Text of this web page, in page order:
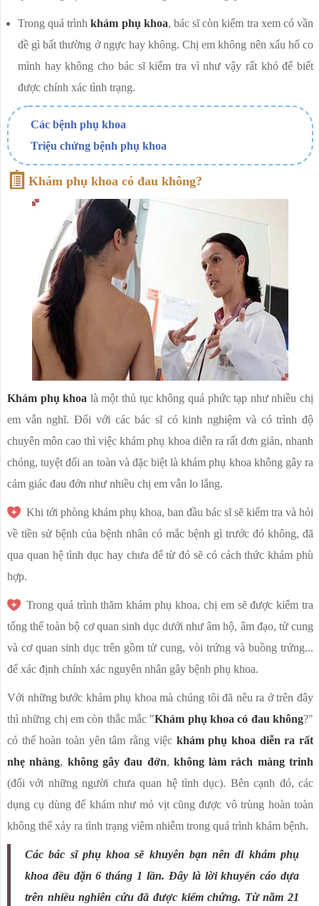
Trong quá trìnhkhám phụ khoa, bác sĩ còn kiểm tra xem có vần
đề gì bất thường ở ngực hay không. Chị em không nên xấu hổ co
mình hay không cho bác sĩ kiểm tra vì như vậy rất khó để biết
được chính xác tình trạng.
Các bệnh phụ khoa
Triệu chứng bệnh phụ khoa
Khám phụ khoa có đau không?
Khám phụ khoa là một thủ tục không quá phức tạp như nhiều chị
em vẫn nghĩ. Đối với các bác sĩ có kinh nghiệm và có trình độ
chuyên môn cao thì việc khám phụ khoa diễn ra rất đơn giản, nhanh
chóng, tuyệt đối an toàn và đặc biệt là khám phụ khoa không gây ra
cảm giác đau đớn như nhiều chị em vẫn lo lắng.
Khi tới phòng khám phụ khoa, ban đầu bác sĩ sẽ kiểm tra và hỏi
về tiền sử bệnh của bệnh nhân có mắc bệnh gì trước đó không, đã
qua quan hệ tình dục hay chưa để từ đó sẽ có cách thức khám phù
hợp.
Trong quá trình thăm khám phụ khoa, chị em sẽ được kiểm tra
tổng thể toàn bộ cơ quan sinh dục dưới như âm hộ, âm đạo, tử cung
và cơ quan sinh dục trên gồm tử cung, vòi trứng và buồng trứng...
để xác định chính xác nguyên nhân gây bệnh phụ khoa.
Với những bước khám phụ khoa mà chúng tôi đã nêu ra ở trên đây
thì những chị em còn thắc mắc "Khám phụ khoa có đau không?"
có thể hoàn toàn yên tâm rằng việc khám phụ khoa diễn ra rất
nhẹ nhàng, không gây đau đớn, không làm rách màng trinh
(đối với những người chưa quan hệ tình dục). Bên cạnh đó, các
dụng cụ dùng để khám như mỏ vịt cũng được vô trùng hoàn toàn
không thể xảy ra tình trạng viêm nhiễm trong quá trình khám bệnh.
Các bác sĩ phụ khoa sẽ khuyên bạn nên đi khám phụ
khoađều đặn 6 tháng 1 lần. Đây là lời khuyến cáo dựa
trên nhiều nghiên cứu đã được kiểm chứng. Từ năm 21